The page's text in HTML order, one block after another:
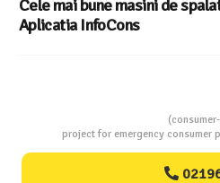
Cele mai bune masini de
Aplicatia InfoCons
project for emergency consumer